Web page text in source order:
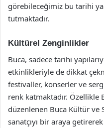
görebileceğimiz bu tarihi
tutmaktadır.
Kültürel Zenginlikler
Buca, sadece tarihi
etkinlikleriyle de dikkat
festivaller, konserler ve
renk katmaktadır. Özellikle
düzenlenen Buca Kültür ve
sanatçıyı bir araya